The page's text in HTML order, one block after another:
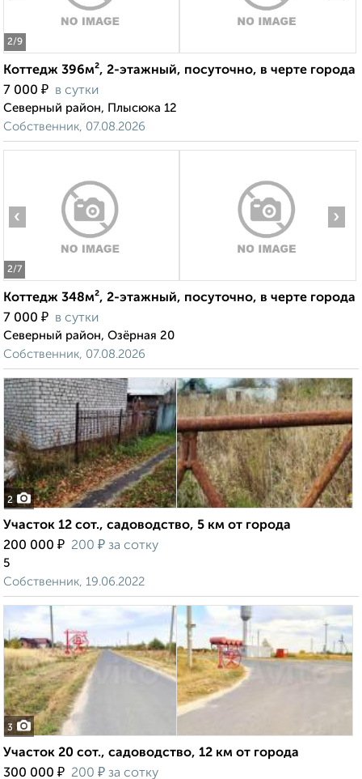
2/9
Коттедж 396м², 2-этажный, посуточно, в черте города
7 000 ₽ в сутки
Северный район, Плысюка 12
Собственник, 07.08.2026
2/7
‹ ›
Коттедж 348м², 2-этажный, посуточно, в черте города
7 000 ₽ в сутки
Северный район, Озёрная 20
Собственник, 07.08.2026
2
Участок 12 сот., садоводство, 5 км от города
200 000 ₽ 200 ₽ за сотку
5
Собственник, 19.06.2022
3
Участок 20 сот., садоводство, 12 км от города
300 000 ₽ 200 ₽ за сотку